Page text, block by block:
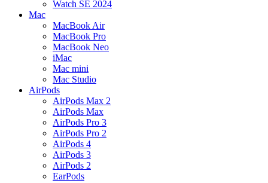
Watch SE 2024
Mac
MacBook Air
MacBook Pro
MacBook Neo
iMac
Mac mini
Mac Studio
AirPods
AirPods Max 2
AirPods Max
AirPods Pro 3
AirPods Pro 2
AirPods 4
AirPods 3
AirPods 2
EarPods